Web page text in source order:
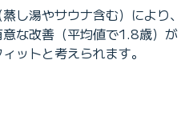
し湯やサウナ含む）により、
な改善（平均値で1.8歳）が
ットと考えられます。